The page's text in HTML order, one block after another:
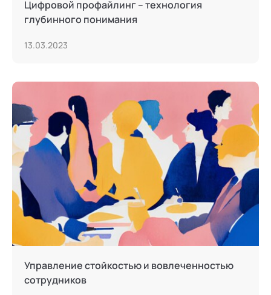
Цифровой профайлинг – технология
глубинного понимания
13.03.2023
Управление стойкостью и вовлеченностью
сотрудников